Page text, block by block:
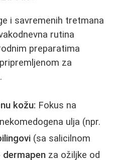
i savremenih tretmana
rutina
preparatima
za
kožu: Fokus na
ulja (npr.
(sa salicilnom
dermapen za ožiljke od